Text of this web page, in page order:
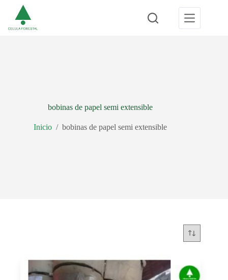
contenido
bobinas de papel semi extensible
Inicio / bobinas de papel semi extensible